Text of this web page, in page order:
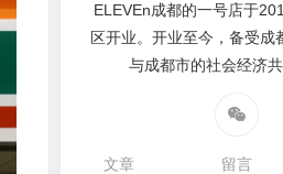
ELEVEn成都的一号店于
区开业。开业至今，备受成
与成都市的社会经济共
文章 留言